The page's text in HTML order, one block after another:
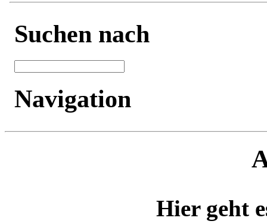
Hier geht